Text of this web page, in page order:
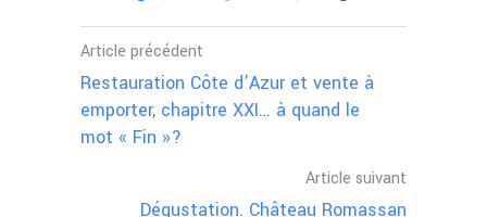
Article précédent
Restauration Côte d’Azur et vente à
emporter, chapitre XXI… à quand le
mot « Fin »?
Article suivant
Dégustation. Château Romassan